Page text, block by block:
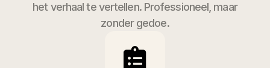
het verhaal te vertellen. Professioneel, maar
zonder gedoe.